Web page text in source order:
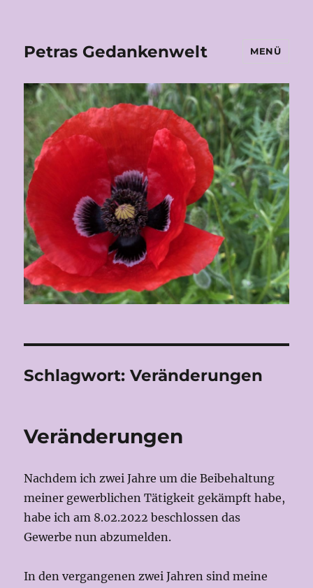
Petras Gedankenwelt MENÜ
Schlagwort:Veränderungen
Veränderungen
Nachdem ich zwei Jahre um die Beibehaltung
meiner gewerblichen Tätigkeit gekämpft habe,
habe ich am 8.02.2022 beschlossen das
Gewerbe nun abzumelden.
In den vergangenen zwei Jahren sind meine